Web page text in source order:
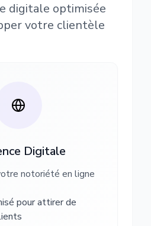
digitale optimisée
votre clientèle
Digitale
notoriété en ligne
pour attirer de